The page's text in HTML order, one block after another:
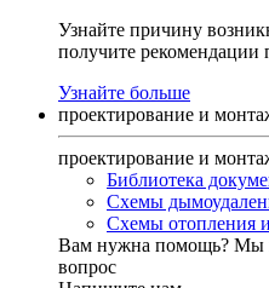
Узнайте причину
получите рекомендации
Узнайте больше
проектирование и
проектирование и
Библиотека
Схемы
Схемы отопления
Вам нужна помощь? Мы
вопрос